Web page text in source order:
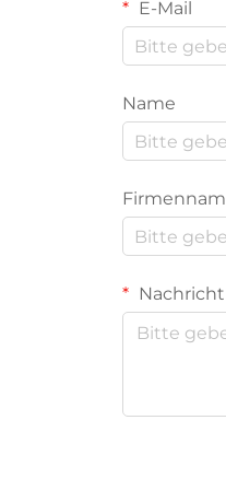
E-Mail
Name
Nachricht